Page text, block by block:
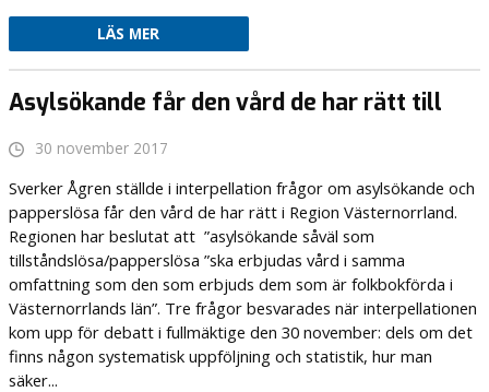
LÄS MER
Asylsökande får den vård de har rätt till
30 november 2017
Sverker Ågren ställde i interpellation frågor om asylsökande och
papperslösa får den vård de har rätt i Region Västernorrland.
Regionen har beslutat att ”asylsökande såväl som
tillståndslösa/papperslösa ”ska erbjudas vård i samma
omfattning som den som erbjuds dem som är folkbokförda i
Västernorrlands län”. Tre frågor besvarades när interpellationen
kom upp för debatt i fullmäktige den 30 november: dels om det
finns någon systematisk uppföljning och statistik, hur man
säker...